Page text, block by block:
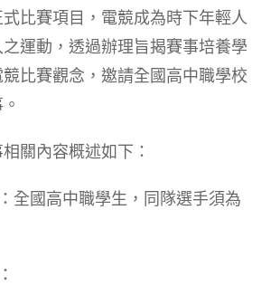
比賽項目，電競成為時下年輕人
運動，透過辦理旨揭賽事培養學
比賽觀念，邀請全國高中職學校
關內容概述如下：
全國高中職學生，同隊選手須為